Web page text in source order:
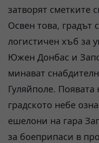
затворят сметките
Освен това, градът
логистичен хъб за
Южен Донбас и
минават
Гуляйполе.
градското небе
ешелони на гара
за боеприпаси в